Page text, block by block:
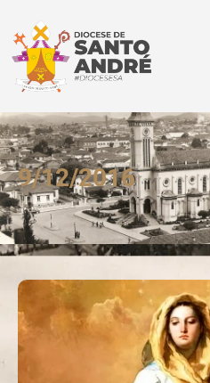
9/12/2016